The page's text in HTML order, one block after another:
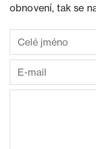
obnovení, tak se